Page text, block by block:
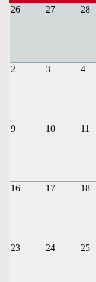
26 27 28
2 3 4
9 10 11
16 17 18
23 24 25